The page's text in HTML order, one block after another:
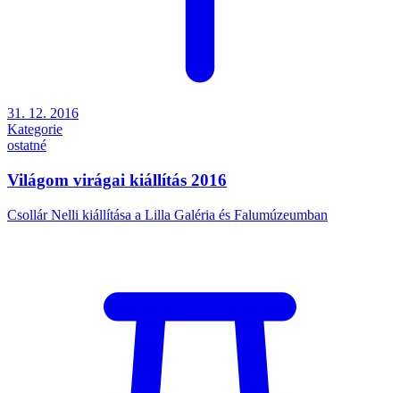
31. 12. 2016
Kategorie
ostatné
Világom virágai kiállítás 2016
Csollár Nelli kiállítása a Lilla Galéria és Falumúzeumban